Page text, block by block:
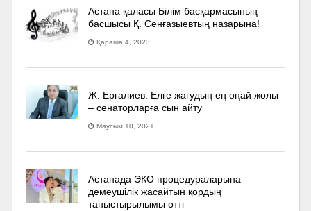
Астана қаласы Білім басқармасының
басшысы Қ. Сенғазыевтың назарына!
Қараша 4, 2023
Ж. Ерғалиев: Елге жағудың ең оңай жолы
– сенаторларға сын айту
Маусым 10, 2021
Астанада ЭКО процедураларына
демеушілік жасайтын қордың
таныстырылымы өтті